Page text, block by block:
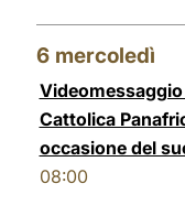
6 mercoledì
Videomessaggio
Cattolica
occasione del
08:00